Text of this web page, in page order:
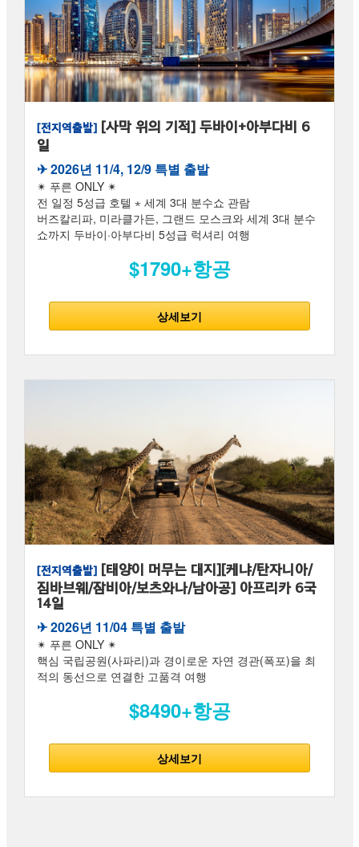
[전지역출발] [사막 위의 기적] 두바이+아부다비 6
일
✈︎ 2026년 11/4, 12/9 특별 출발
✴ 푸른 ONLY ✴
전 일정 5성급 호텔 ⋆ 세계 3대 분수쇼 관람
버즈칼리파, 미라클가든, 그랜드 모스크와 세계 3대 분수
쇼까지 두바이·아부다비 5성급 럭셔리 여행
$1790+항공
상세보기
[전지역출발] [태양이 머무는 대지][케냐/탄자니아/
짐바브웨/잠비아/보츠와나/남아공] 아프리카 6국
14일
✈︎ 2026년 11/04 특별 출발
✴ 푸른 ONLY ✴
핵심 국립공원(사파리)과 경이로운 자연 경관(폭포)을 최
적의 동선으로 연결한 고품격 여행
$8490+항공
상세보기